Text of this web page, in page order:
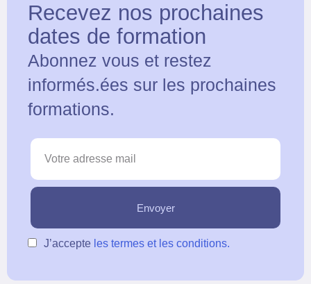
Recevez nos prochaines
dates de formation
Abonnez vous et restez
informés.ées sur les prochaines
formations.
J’accepte les termes et les conditions.